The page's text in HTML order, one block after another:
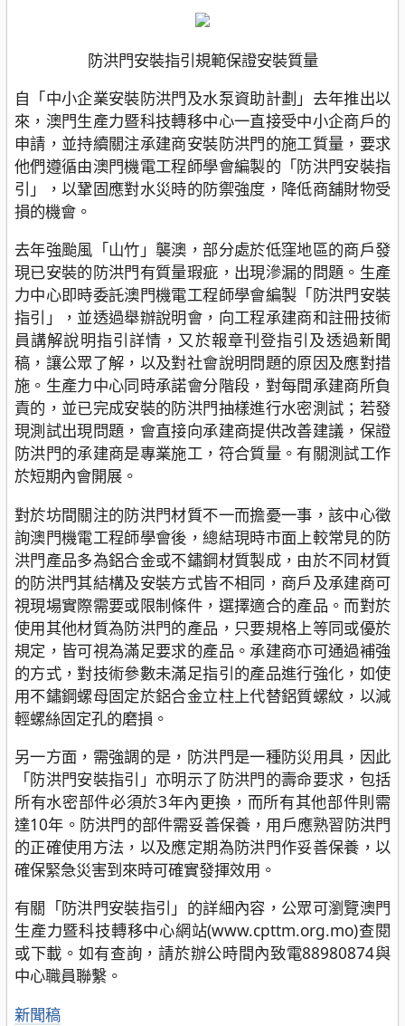
防洪門安裝指引規範保證安裝質量
自「中小企業安裝防洪門及水泵資助計劃」去年推出以
來，澳門生產力暨科技轉移中心一直接受中小企商戶的
申請，並持續關注承建商安裝防洪門的施工質量，要求
他們遵循由澳門機電工程師學會編製的「防洪門安裝指
引」，以鞏固應對水災時的防禦強度，降低商舖財物受
損的機會。
去年強颱風「山竹」襲澳，部分處於低窪地區的商戶發
現已安裝的防洪門有質量瑕疵，出現滲漏的問題。生產
力中心即時委託澳門機電工程師學會編製「防洪門安裝
指引」，並透過舉辦說明會，向工程承建商和註冊技術
員講解說明指引詳情，又於報章刊登指引及透過新聞
稿，讓公眾了解，以及對社會說明問題的原因及應對措
施。生產力中心同時承諾會分階段，對每間承建商所負
責的，並已完成安裝的防洪門抽樣進行水密測試；若發
現測試出現問題，會直接向承建商提供改善建議，保證
防洪門的承建商是專業施工，符合質量。有關測試工作
於短期內會開展。
對於坊間關注的防洪門材質不一而擔憂一事，該中心徵
詢澳門機電工程師學會後，總結現時市面上較常見的防
洪門產品多為鋁合金或不鏽鋼材質製成，由於不同材質
的防洪門其結構及安裝方式皆不相同，商戶及承建商可
視現場實際需要或限制條件，選擇適合的產品。而對於
使用其他材質為防洪門的產品，只要規格上等同或優於
規定，皆可視為滿足要求的產品。承建商亦可通過補強
的方式，對技術參數未滿足指引的產品進行強化，如使
用不鏽鋼螺母固定於鋁合金立柱上代替鋁質螺紋，以減
輕螺絲固定孔的磨損。
另一方面，需強調的是，防洪門是一種防災用具，因此
「防洪門安裝指引」亦明示了防洪門的壽命要求，包括
所有水密部件必須於3年內更換，而所有其他部件則需
達10年。防洪門的部件需妥善保養，用戶應熟習防洪門
的正確使用方法，以及應定期為防洪門作妥善保養，以
確保緊急災害到來時可確實發揮效用。
有關「防洪門安裝指引」的詳細內容，公眾可瀏覽澳門
生產力暨科技轉移中心網站(www.cpttm.org.mo)查閱
或下載。如有查詢，請於辦公時間內致電88980874與
中心職員聯繫。
分
新聞稿